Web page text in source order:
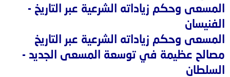
المسعى وحكم زياداته الشرعية عبر التاريخ -
الفنيسان
المسعى وحكم زياداته الشرعية عبر التاريخ
مصالح عظيمة في توسعة المسعى الجديد -
السلطان